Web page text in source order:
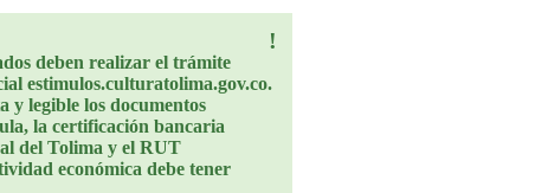
deben realizar el trámite
estimulos.culturatolima.gov.co.
y legible los documentos
la certificación bancaria
del Tolima y el RUT
económica debe tener